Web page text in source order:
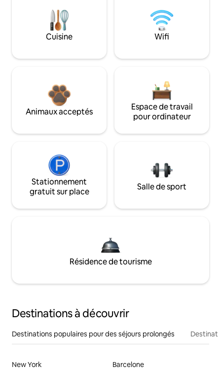
Cuisine Wifi
Animaux acceptés
Espace de travail
pour ordinateur
Stationnement
gratuit sur place
Salle de sport
Résidence de tourisme
Destinations à découvrir
Destinations populaires pour des séjours prolongés
New York
Barcelone